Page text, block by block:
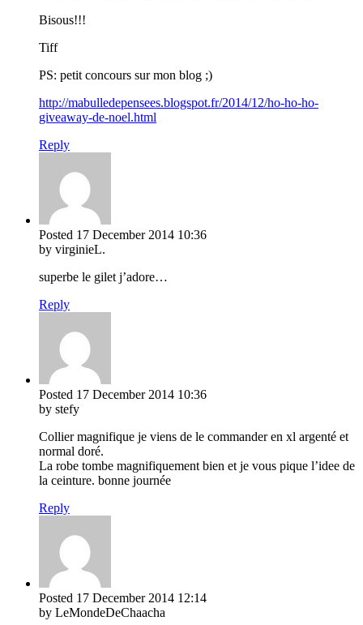
Bisous!!!
Tiff
PS: petit concours sur mon blog ;)
http://mabulledepensees.blogspot.fr/2014/12/ho-ho-ho-
giveaway-de-noel.html
Reply
Posted 17 December 2014 10:36
by virginieL.
superbe le gilet j’adore…
Reply
Posted 17 December 2014 10:36
by stefy
Collier magnifique je viens de le commander en xl argenté et
normal doré.
La robe tombe magnifiquement bien et je vous pique l’idee de
la ceinture. bonne journée
Reply
Posted 17 December 2014 12:14
by LeMondeDeChaacha